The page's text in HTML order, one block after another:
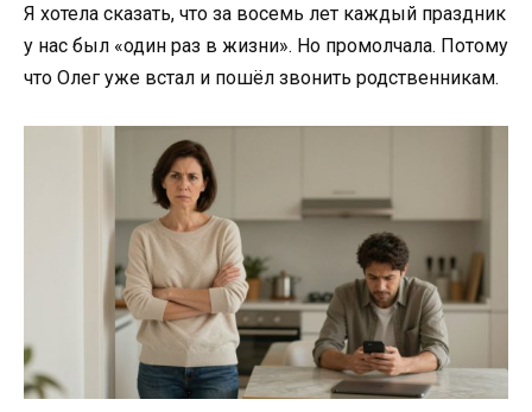
Я хотела сказать, что за восемь лет каждый праздник
у нас был «один раз в жизни». Но промолчала. Потому
что Олег уже встал и пошёл звонить родственникам.